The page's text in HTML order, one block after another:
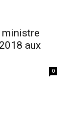
ministre
aux
0